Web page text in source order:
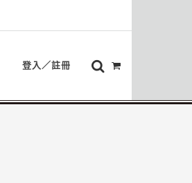
登入／註冊